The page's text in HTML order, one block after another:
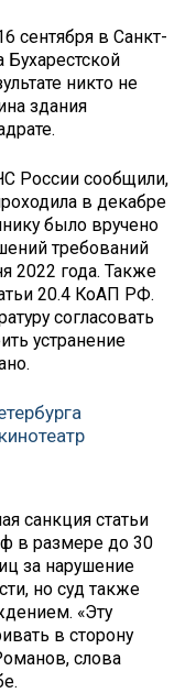
сентября в Санкт-
Бухарестской
никто не
здания
России сообщили,
в декабре
было вручено
требований
2022 года. Также
20.4 КоАП РФ.
согласовать
устранение
санкция статьи
в размере до 30
за нарушение
но суд также
«Эту
в сторону
слова